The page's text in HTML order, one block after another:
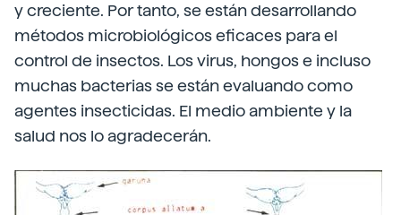
y creciente. Por tanto, se están desarrollando
métodos microbiológicos eficaces para el
control de insectos. Los virus, hongos e incluso
muchas bacterias se están evaluando como
agentes insecticidas. El medio ambiente y la
salud nos lo agradecerán.